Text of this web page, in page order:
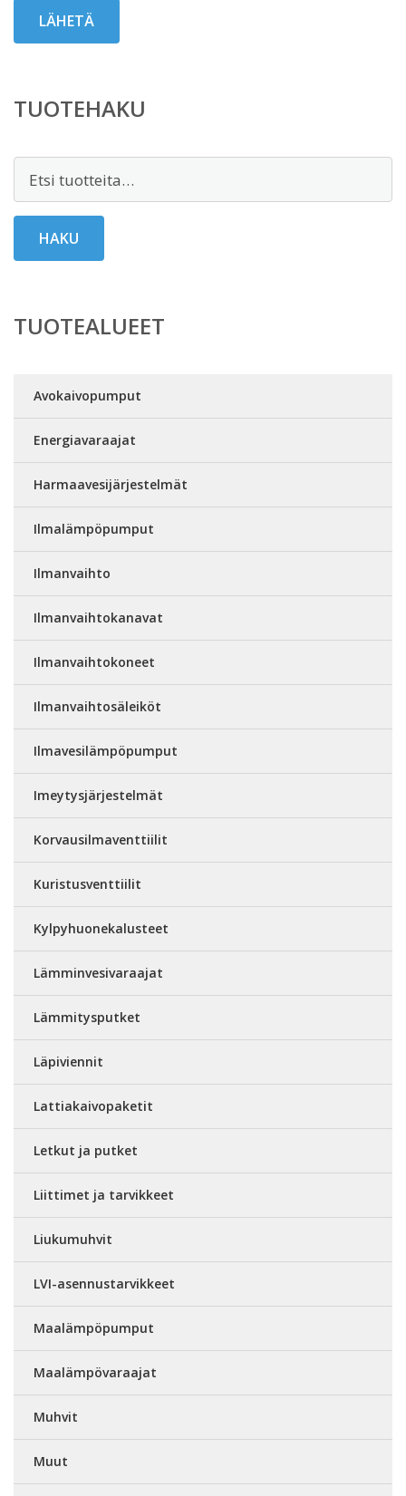
TUOTEHAKU
HAKU
TUOTEALUEET
Avokaivopumput
Energiavaraajat
Harmaavesijärjestelmät
Ilmalämpöpumput
Ilmanvaihto
Ilmanvaihtokanavat
Ilmanvaihtokoneet
Ilmanvaihtosäleiköt
Ilmavesilämpöpumput
Imeytysjärjestelmät
Korvausilmaventtiilit
Kuristusventtiilit
Kylpyhuonekalusteet
Lämminvesivaraajat
Lämmitysputket
Läpiviennit
Lattiakaivopaketit
Letkut ja putket
Liittimet ja tarvikkeet
Liukumuhvit
LVI-asennustarvikkeet
Maalämpöpumput
Maalämpövaraajat
Muhvit
Muut